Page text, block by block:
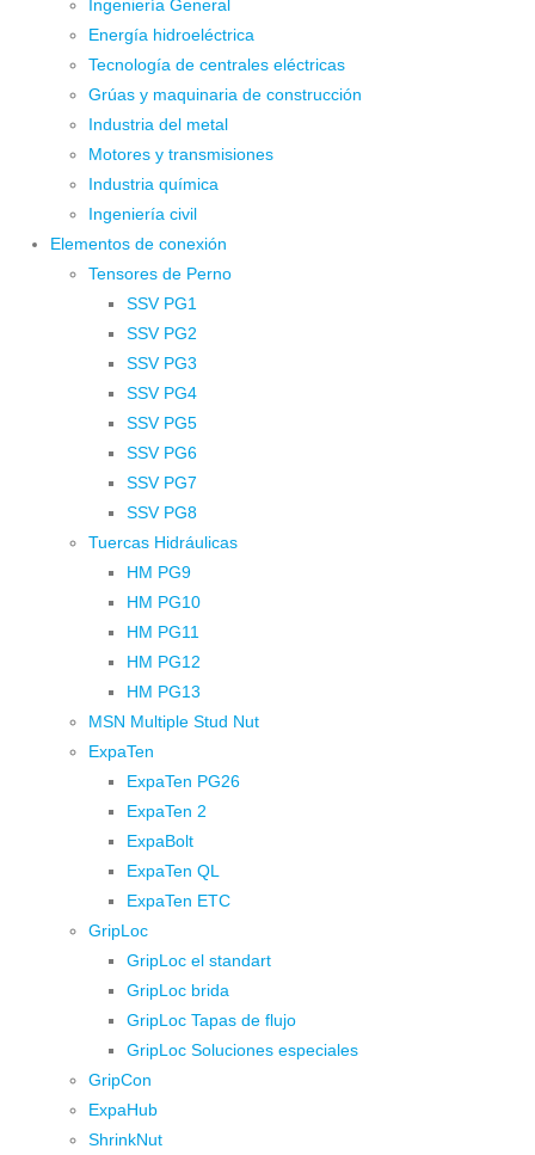
Ingeniería General
Energía hidroeléctrica
Tecnología de centrales eléctricas
Grúas y maquinaria de construcción
Industria del metal
Motores y transmisiones
Industria química
Ingeniería civil
Elementos de conexión
Tensores de Perno
SSV PG1
SSV PG2
SSV PG3
SSV PG4
SSV PG5
SSV PG6
SSV PG7
SSV PG8
Tuercas Hidráulicas
HM PG9
HM PG10
HM PG11
HM PG12
HM PG13
MSN Multiple Stud Nut
ExpaTen
ExpaTen PG26
ExpaTen 2
ExpaBolt
ExpaTen QL
ExpaTen ETC
GripLoc
GripLoc el standart
GripLoc brida
GripLoc Tapas de flujo
GripLoc Soluciones especiales
GripCon
ExpaHub
ShrinkNut